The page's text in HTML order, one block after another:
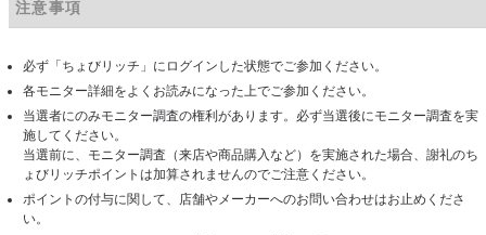
注意事項
必ず「ちょびリッチ」にログインした状態でご参加ください。
各モニター詳細をよくお読みになった上でご参加ください。
当選者にのみモニター調査の権利があります。必ず当選後にモニター調査を実
施してください。
当選前に、モニター調査（来店や商品購入など）を実施された場合、謝礼のち
ょびリッチポイントは加算されませんのでご注意ください。
ポイントの付与に関して、店舗やメーカーへのお問い合わせはお止めくださ
い。